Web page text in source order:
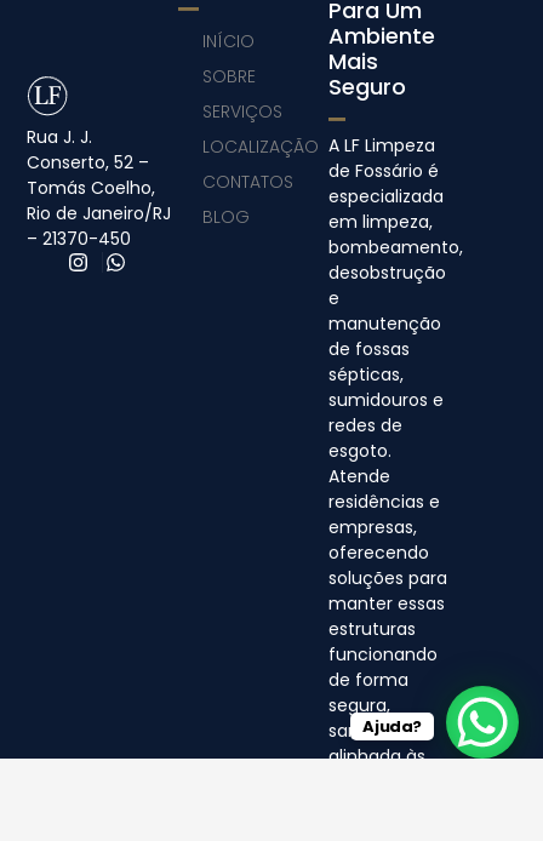
Rua J. J.
Conserto, 52 –
Tomás Coelho,
Rio de Janeiro/RJ
– 21370-450
Para Um
Ambiente
Mais
Seguro
A LF Limpeza
de Fossário é
especializada
em limpeza,
bombeamento,
desobstrução
e
manutenção
de fossas
sépticas,
sumidouros e
redes de
esgoto.
Atende
residências e
empresas,
oferecendo
soluções para
manter essas
estruturas
funcionando
de forma
segura,
sanitária e
alinhada às
INÍCIO
SOBRE
SERVIÇOS
LOCALIZAÇÃO
CONTATOS
BLOG
Ajuda?